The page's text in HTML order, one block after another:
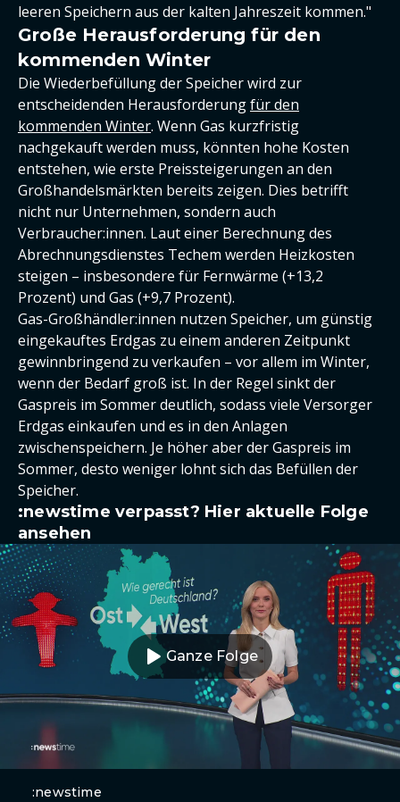
leeren Speichern aus der kalten Jahreszeit kommen."
Große Herausforderung für den
kommenden Winter
Die Wiederbefüllung der Speicher wird zur
entscheidenden Herausforderungfür den
kommenden Winter. Wenn Gas kurzfristig
nachgekauft werden muss, könnten hohe Kosten
entstehen, wie erste Preissteigerungen an den
Großhandelsmärkten bereits zeigen. Dies betrifft
nicht nur Unternehmen, sondern auch
Verbraucher:innen. Laut einer Berechnung des
Abrechnungsdienstes Techem werden Heizkosten
steigen – insbesondere für Fernwärme (+13,2
Prozent) und Gas (+9,7 Prozent).
Gas-Großhändler:innen nutzen Speicher, um günstig
eingekauftes Erdgas zu einem anderen Zeitpunkt
gewinnbringend zu verkaufen – vor allem im Winter,
wenn der Bedarf groß ist. In der Regel sinkt der
Gaspreis im Sommer deutlich, sodass viele Versorger
Erdgas einkaufen und es in den Anlagen
zwischenspeichern. Je höher aber der Gaspreis im
Sommer, desto weniger lohnt sich das Befüllen der
Speicher.
:newstime verpasst? Hier aktuelle Folge
ansehen
Ganze Folge
:newstime